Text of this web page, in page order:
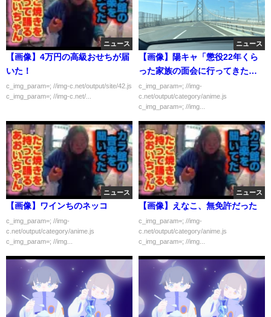
ニュース
【画像】4万円の高級おせちが届
いた！
c_img_param=; //img-c.net/output/site/42.js
c_img_param=; //img-c.net/...
ニュース
【画像】陽キャ「懲役22年くら
った家族の面会に行ってきたｗ
ｗｗｗｗ」
c_img_param=; //img-
c.net/output/category/anime.js
c_img_param=; //img...
ニュース
【画像】ワインちのネッコ
c_img_param=; //img-
c.net/output/category/anime.js
c_img_param=; //img...
ニュース
【画像】えなこ、無免許だった
c_img_param=; //img-
c.net/output/category/anime.js
c_img_param=; //img...